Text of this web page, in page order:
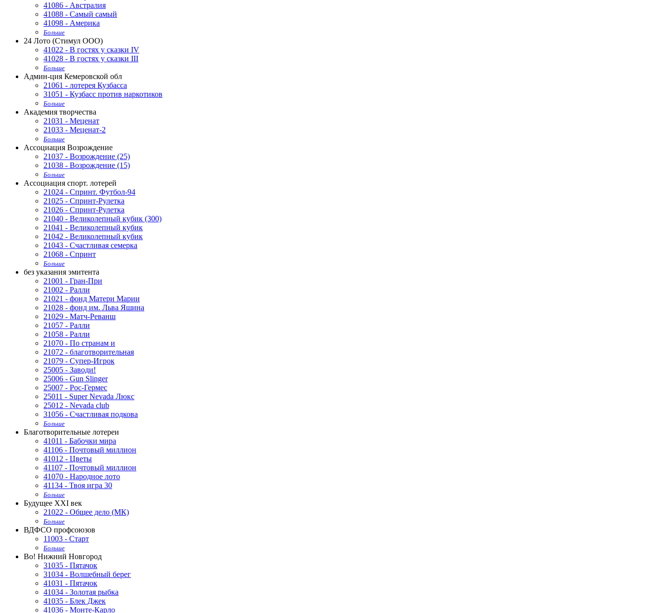
41086 - Австралия
41088 - Самый самый
41098 - Америка
Больше
24 Лото (Стимул ООО)
41022 - В гостях у сказки IV
41028 - В гостях у сказки III
Больше
Админ-ция Кемеровской обл
21061 - лотерея Кузбасса
31051 - Кузбасс против наркотиков
Больше
Академия творчества
21031 - Меценат
21033 - Меценат-2
Больше
Ассоциация Возрождение
21037 - Возрождение (25)
21038 - Возрождение (15)
Больше
Ассоциация спорт. лотерей
21024 - Спринт. Футбол-94
21025 - Спринт-Рулетка
21026 - Спринт-Рулетка
21040 - Великолепный кубик (300)
21041 - Великолепный кубик
21042 - Великолепный кубик
21043 - Счастливая семерка
21068 - Спринт
Больше
без указания эмитента
21001 - Гран-При
21002 - Ралли
21021 - фонд Матери Марии
21028 - фонд им. Льва Яшина
21029 - Матч-Реванш
21057 - Ралли
21058 - Ралли
21070 - По странам и
21072 - благотворительная
21079 - Супер-Игрок
25005 - Заводи!
25006 - Gun Slinger
25007 - Рос-Гермес
25011 - Super Nevada Люкс
25012 - Nevada club
31056 - Счастливая подкова
Больше
Благотворительные лотереи
41011 - Бабочки мира
41106 - Почтовый миллион
41012 - Цветы
41107 - Почтовый миллион
41070 - Народное лото
41134 - Твоя игра 30
Больше
Будущее XXI век
21022 - Общее дело (МК)
Больше
ВДФСО профсоюзов
11003 - Старт
Больше
Во! Нижний Новгород
31035 - Пятачок
31034 - Волшебный берег
41031 - Пятачок
41034 - Золотая рыбка
41035 - Блек Джек
41036 - Монте-Карло